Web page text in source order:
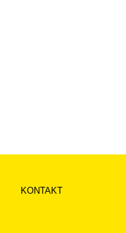
KONTAKT